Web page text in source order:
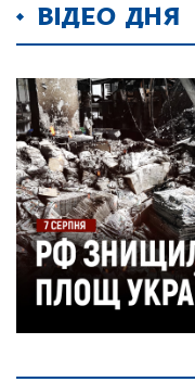
ВІДЕО ДНЯ